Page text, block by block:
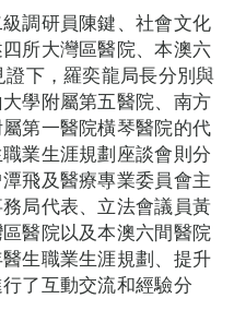
調研員陳鍵、社會文化
所大灣區醫院、本澳六
下，羅奕龍局長分別與
學附屬第五醫院、南方
第一醫院橫琴醫院的代
業生涯規劃座談會則分
飛及醫療專業委員會主
局代表、立法會議員黃
醫院以及本澳六間醫院
生職業生涯規劃、提升
了互動交流和經驗分